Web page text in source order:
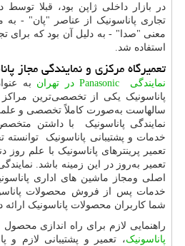
در بازار داخلی ژاپن بود، قبلا
تجاری پاناسونیک از عناصر "پان" -
معنی "صدا" - به دلیل آن بود که برای
استفاده شد.
تعمیرگاه مرکزی و نمایندگی مجاز
نمایندگی Panasonicدر تهران به
پاناسونیک یکی از تخصصی‌ترین
سالهاست به‌صورت کاملاً تخصصی و علمی
نمایندگی پاناسونیک با داشتن
خدمات و پشتیبانی پاناسونیک توانسته‌
تعمیر پرینترهای پاناسونیک با علم روز
تعمیر به‌روز در این زمینه باشد.
اصلی ومجاز ماشین های اداری
خدمات پس از فروش محصولات
شما کاربران محصولات پاناسونیک ارائه
راهنمایی لازم برای راه اندازی
پاناسونیک، تعمیر و پشتیبانی لازم